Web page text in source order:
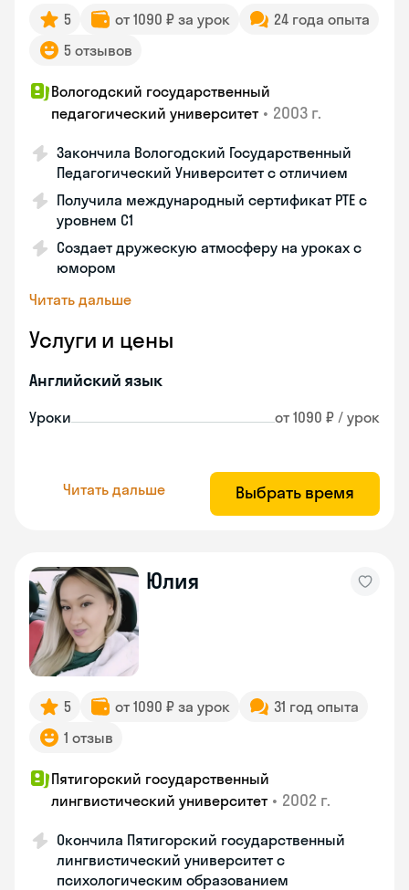
5 от 1090 ₽ за урок
24 года опыта
5 отзывов
Вологодский государственный
педагогический университет • 2003 г.
Закончила Вологодский Государственный
Педагогический Университет с отличием
Получила международный сертификат PTE с
уровнем C1
Создает дружескую атмосферу на уроках с
юмором
Читать дальше
Услуги и цены
Английский язык
Уроки от 1090 ₽ / урок
Читать дальше Выбрать время
Юлия
5 от 1090 ₽ за урок
31 год опыта
1 отзыв
Пятигорский государственный
лингвистический университет • 2002 г.
Окончила Пятигорский государственный
лингвистический университет с
психологическим образованием